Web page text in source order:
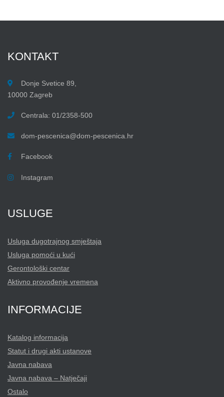
KONTAKT
Donje Svetice 89,
10000 Zagreb
Centrala: 01/2358-500
dom-pescenica@dom-pescenica.hr
Facebook
Instagram
USLUGE
Usluga dugotrajnog smještaja
Usluga pomoći u kući
Gerontološki centar
Aktivno provođenje vremena
INFORMACIJE
Katalog informacija
Statut i drugi akti ustanove
Javna nabava
Javna nabava – Natječaji
Ostalo